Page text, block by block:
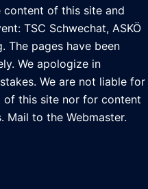
content of this site and
TSC Schwechat, ASKÖ
The pages have been
We apologize in
We are not liable for
of this site nor for content
Mail to the Webmaster.